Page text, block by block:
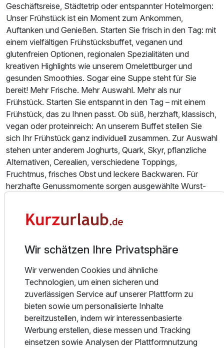
Twinbettzimmer Business
2 Erwachsene und 1 Kind
Ausstattung
Für 3 Tage p.P. ab
Geschäftsreise, Städtetrip oder entspannter Hotelmorgen:
Unser Frühstück ist ein Moment zum Ankommen,
Auftanken und Genießen. Starten Sie frisch in den Tag: mit
einem vielfältigen Frühstücksbuffet, veganen und
glutenfreien Optionen, regionalen Spezialitäten und
kreativen Highlights wie unserem Omelettburger und
gesunden Smoothies. Sogar eine Suppe steht für Sie
bereit! Mehr Frische. Mehr Auswahl. Mehr als nur
Frühstück. Starten Sie entspannt in den Tag – mit einem
Frühstück, das zu Ihnen passt. Ob süß, herzhaft, klassisch,
vegan oder proteinreich: An unserem Buffet stellen Sie
sich Ihr Frühstück ganz individuell zusammen. Zur Auswahl
stehen unter anderem Joghurts, Quark, Skyr, pflanzliche
Alternativen, Cerealien, verschiedene Toppings,
Fruchtmus, frisches Obst und leckere Backwaren. Für
herzhafte Genussmomente sorgen ausgewählte Wurst-
Frühstück darf überraschen: Ein besonderes Highlight ist
Lieblingszutaten kreativ zum Omelettburger kombinieren
können. Für einen fruchtigen Vitaminkick am Morgen
sorgen unser frischer ACHAT-grüner Smoothie – frisch,
belebend und perfekt für einen energiereichen Start in den
Tag. Ergänzt wird das Angebot durch eine Suppe mit
verschiedenen Toppings, die ein kleines Brunch-Gefühl in
den Morgen bringt und ideal für alle ist, die es warm und
herzhafter mögen. Bewusst genießen Damit sich alle Gäste
gut aufgehoben fühlen, bietet unser Frühstück eine
Wir schätzen Ihre Privatsphäre
Wir verwenden Cookies und ähnliche
Technologien, um einen sicheren und
zuverlässigen Service auf unserer Plattform zu
bieten sowie um personalisierte Inhalte
bereitzustellen, indem wir interessenbasierte
Werbung erstellen, diese messen und Tracking
einsetzen sowie Analysen der Plattformnutzung